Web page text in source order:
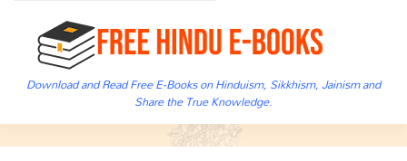
Download and Read Free E-Books on Hinduism, Sikkhism, Jainism and
Share the True Knowledge.